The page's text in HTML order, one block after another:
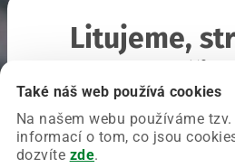
Také náš web používá cookies
Na našem webu používáme
informací o tom, co jsou
dozvíte zde.
Litujeme,
Chyba nastala na naší
Zkuste prosím znovu načíst